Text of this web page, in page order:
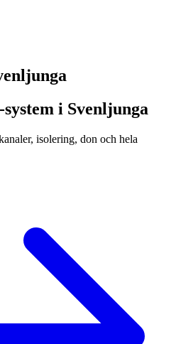
i Svenljunga
isolering, don och hela